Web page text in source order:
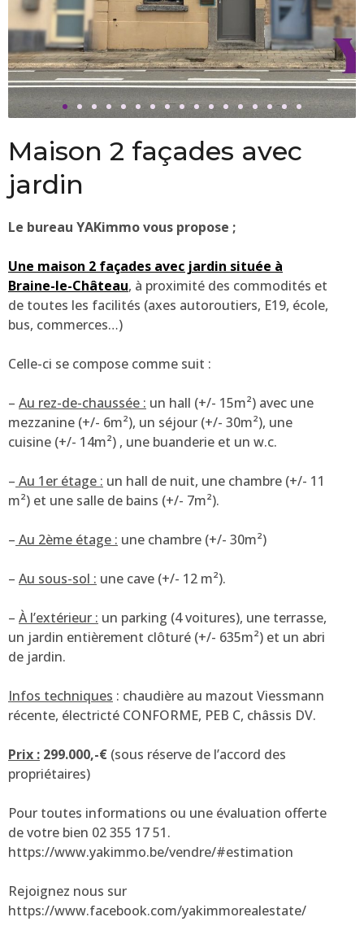
Maison 2 façades avec
jardin
Le bureau YAKimmo vous propose ;
Une maison 2 façades avec jardin située à
Braine-le-Château, à proximité des commodités et
de toutes les facilités (axes autoroutiers, E19, école,
bus, commerces…)
Celle-ci se compose comme suit :
– Au rez-de-chaussée : un hall (+/- 15m²) avec une
mezzanine (+/- 6m²), un séjour (+/- 30m²), une
cuisine (+/- 14m²) , une buanderie et un w.c.
– Au 1er étage : un hall de nuit, une chambre (+/- 11
m²) et une salle de bains (+/- 7m²).
– Au 2ème étage : une chambre (+/- 30m²)
– Au sous-sol : une cave (+/- 12 m²).
– À l’extérieur : un parking (4 voitures), une terrasse,
un jardin entièrement clôturé (+/- 635m²) et un abri
de jardin.
Infos techniques : chaudière au mazout Viessmann
récente, électricté CONFORME, PEB C, châssis DV.
Prix : 299.000,-€ (sous réserve de l’accord des
propriétaires)
Pour toutes informations ou une évaluation offerte
de votre bien 02 355 17 51.
https://www.yakimmo.be/vendre/#estimation
Rejoignez nous sur
https://www.facebook.com/yakimmorealestate/